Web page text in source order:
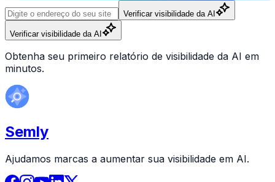
Verificar visibilidade da AI
Verificar visibilidade da AI
Obtenha seu primeiro relatório de visibilidade da AI em
minutos.
Semly
Ajudamos marcas a aumentar sua visibilidade em AI.